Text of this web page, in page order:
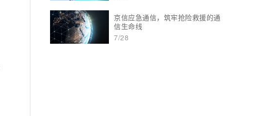
京信应急通信，筑牢抢险救援的通
信生命线
7/28